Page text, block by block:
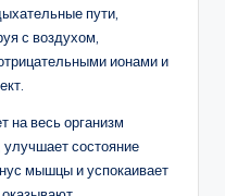
пути,
с воздухом,
ионами и
на весь организм
состояние
мышцы и успокаивает